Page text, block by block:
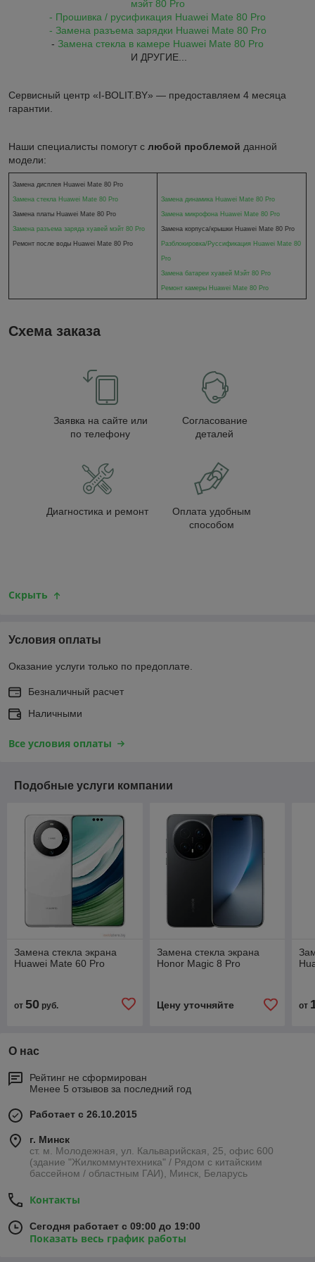
мэйт 80 Pro
- Прошивка / русификация Huawei Mate 80 Pro
- Замена разъема зарядки Huawei Mate 80 Pro
- Замена стекла в камере Huawei Mate 80 Pro
И ДРУГИЕ...
Сервисный центр «I-BOLIT.BY» — предоставляем 4 месяца
гарантии.
Наши специалисты помогут с любой проблемой данной
модели:
Замена дисплея Huawei Mate 80 Pro
Замена стекла Huawei Mate 80 Pro
Замена платы Huawei Mate 80 Pro
Замена разъема заряда хуавей мэйт 80 Pro
Ремонт после воды Huawei Mate 80 Pro
Замена динамика Huawei Mate 80 Pro
Замена микрофона Huawei Mate 80 Pro
Замена корпуса/крышки Huawei Mate 80 Pro
Разблокировка/Руссификация Huawei Mate 80
Pro
Замена батареи хуавей Мэйт 80 Pro
Ремонт камеры Huawei Mate 80 Pro
Схема заказа
Заявка на сайте или
по телефону
Согласование
деталей
Диагностика и ремонт
Оплата удобным
способом
Скрыть
Условия оплаты
Оказание услуги только по предоплате.
Безналичный расчет
Наличными
Все условия оплаты
Подобные услуги компании
Замена стекла экрана
Huawei Mate 60 Pro
от 50 руб.
Замена стекла экрана
Honor Magic 8 Pro
Цену уточняйте от
О нас
Рейтинг не сформирован
Менее 5 отзывов за последний год
Работает с 26.10.2015
г. Минск
ст. м. Молодежная, ул. Кальварийская, 25, офис 600
(здание "Жилкоммунтехника" / Рядом с китайским
бассейном / областным ГАИ), Минск, Беларусь
Контакты
Сегодня работает с 09:00 до 19:00
Показать весь график работы